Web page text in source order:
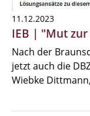
11.12.2023
IEB | "Mut
Nach der
jetzt auch die
Wiebke